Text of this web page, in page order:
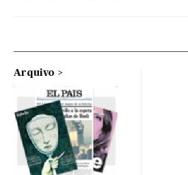
Arquivo